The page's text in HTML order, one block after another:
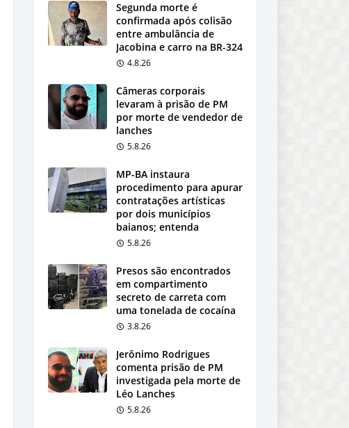
Segunda morte é
confirmada após colisão
entre ambulância de
Jacobina e carro na BR-324
4.8.26
Câmeras corporais
levaram à prisão de PM
por morte de vendedor de
lanches
5.8.26
MP-BA instaura
procedimento para apurar
contratações artísticas
por dois municípios
baianos; entenda
5.8.26
Presos são encontrados
em compartimento
secreto de carreta com
uma tonelada de cocaína
3.8.26
Jerônimo Rodrigues
comenta prisão de PM
investigada pela morte de
Léo Lanches
5.8.26